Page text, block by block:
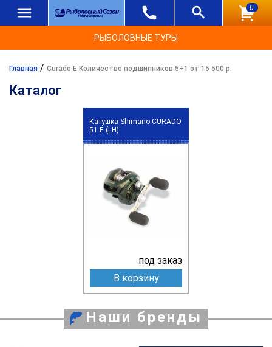
0
РЫБОЛОВНЫЕ ТУРЫ
Главная / Curado E Количество подшипников 5+1 от 15 500 р.
Каталог
Катушка Shimano CURADO
51 E (LH)
под заказ
В корзину
Наши бренды